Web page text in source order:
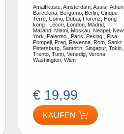
Amalfiküste, Amsterdam, Assisi, Athen,
Barcelona, Bergamo, Berlin, Cinque
Terre, Como, Dubai, Florenz, Hong
kong , Lecce, London, Madrid,
Mailand, Miami, Moskau, Neapel, New
York, Palermo , Paris, Peking , Pisa,
Pompeji, Prag, Ravenna, Rom, Sankt
Petersburg, Santorin, Singapur, Tokio,
Trento, Turin, Venedig, Verona,
Washington, Wien
€ 19,99
KAUFEN